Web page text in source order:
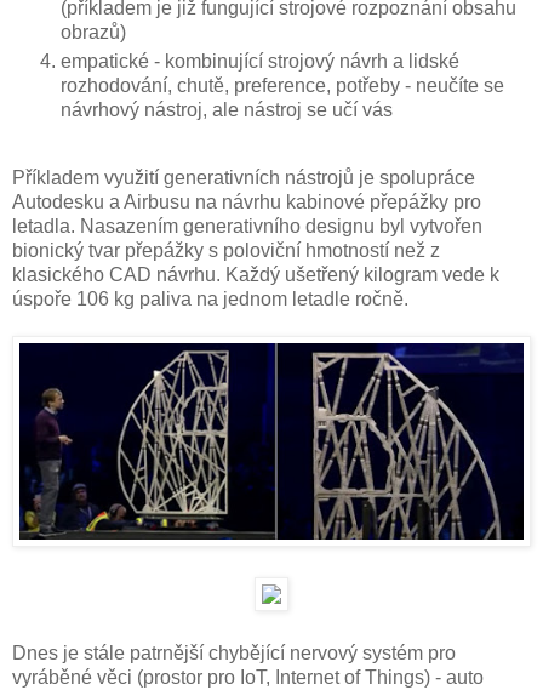
(příkladem je již fungující strojové rozpoznání obsahu
obrazů)
empatické - kombinující strojový návrh a lidské
rozhodování, chutě, preference, potřeby - neučíte se
návrhový nástroj, ale nástroj se učí vás
Příkladem využití generativních nástrojů je spolupráce
Autodesku a Airbusu na návrhu kabinové přepážky pro
letadla. Nasazením generativního designu byl vytvořen
bionický tvar přepážky s poloviční hmotností než z
klasického CAD návrhu. Každý ušetřený kilogram vede k
úspoře 106 kg paliva na jednom letadle ročně.
Dnes je stále patrnější chybějící nervový systém pro
vyráběné věci (prostor pro IoT, Internet of Things) - auto